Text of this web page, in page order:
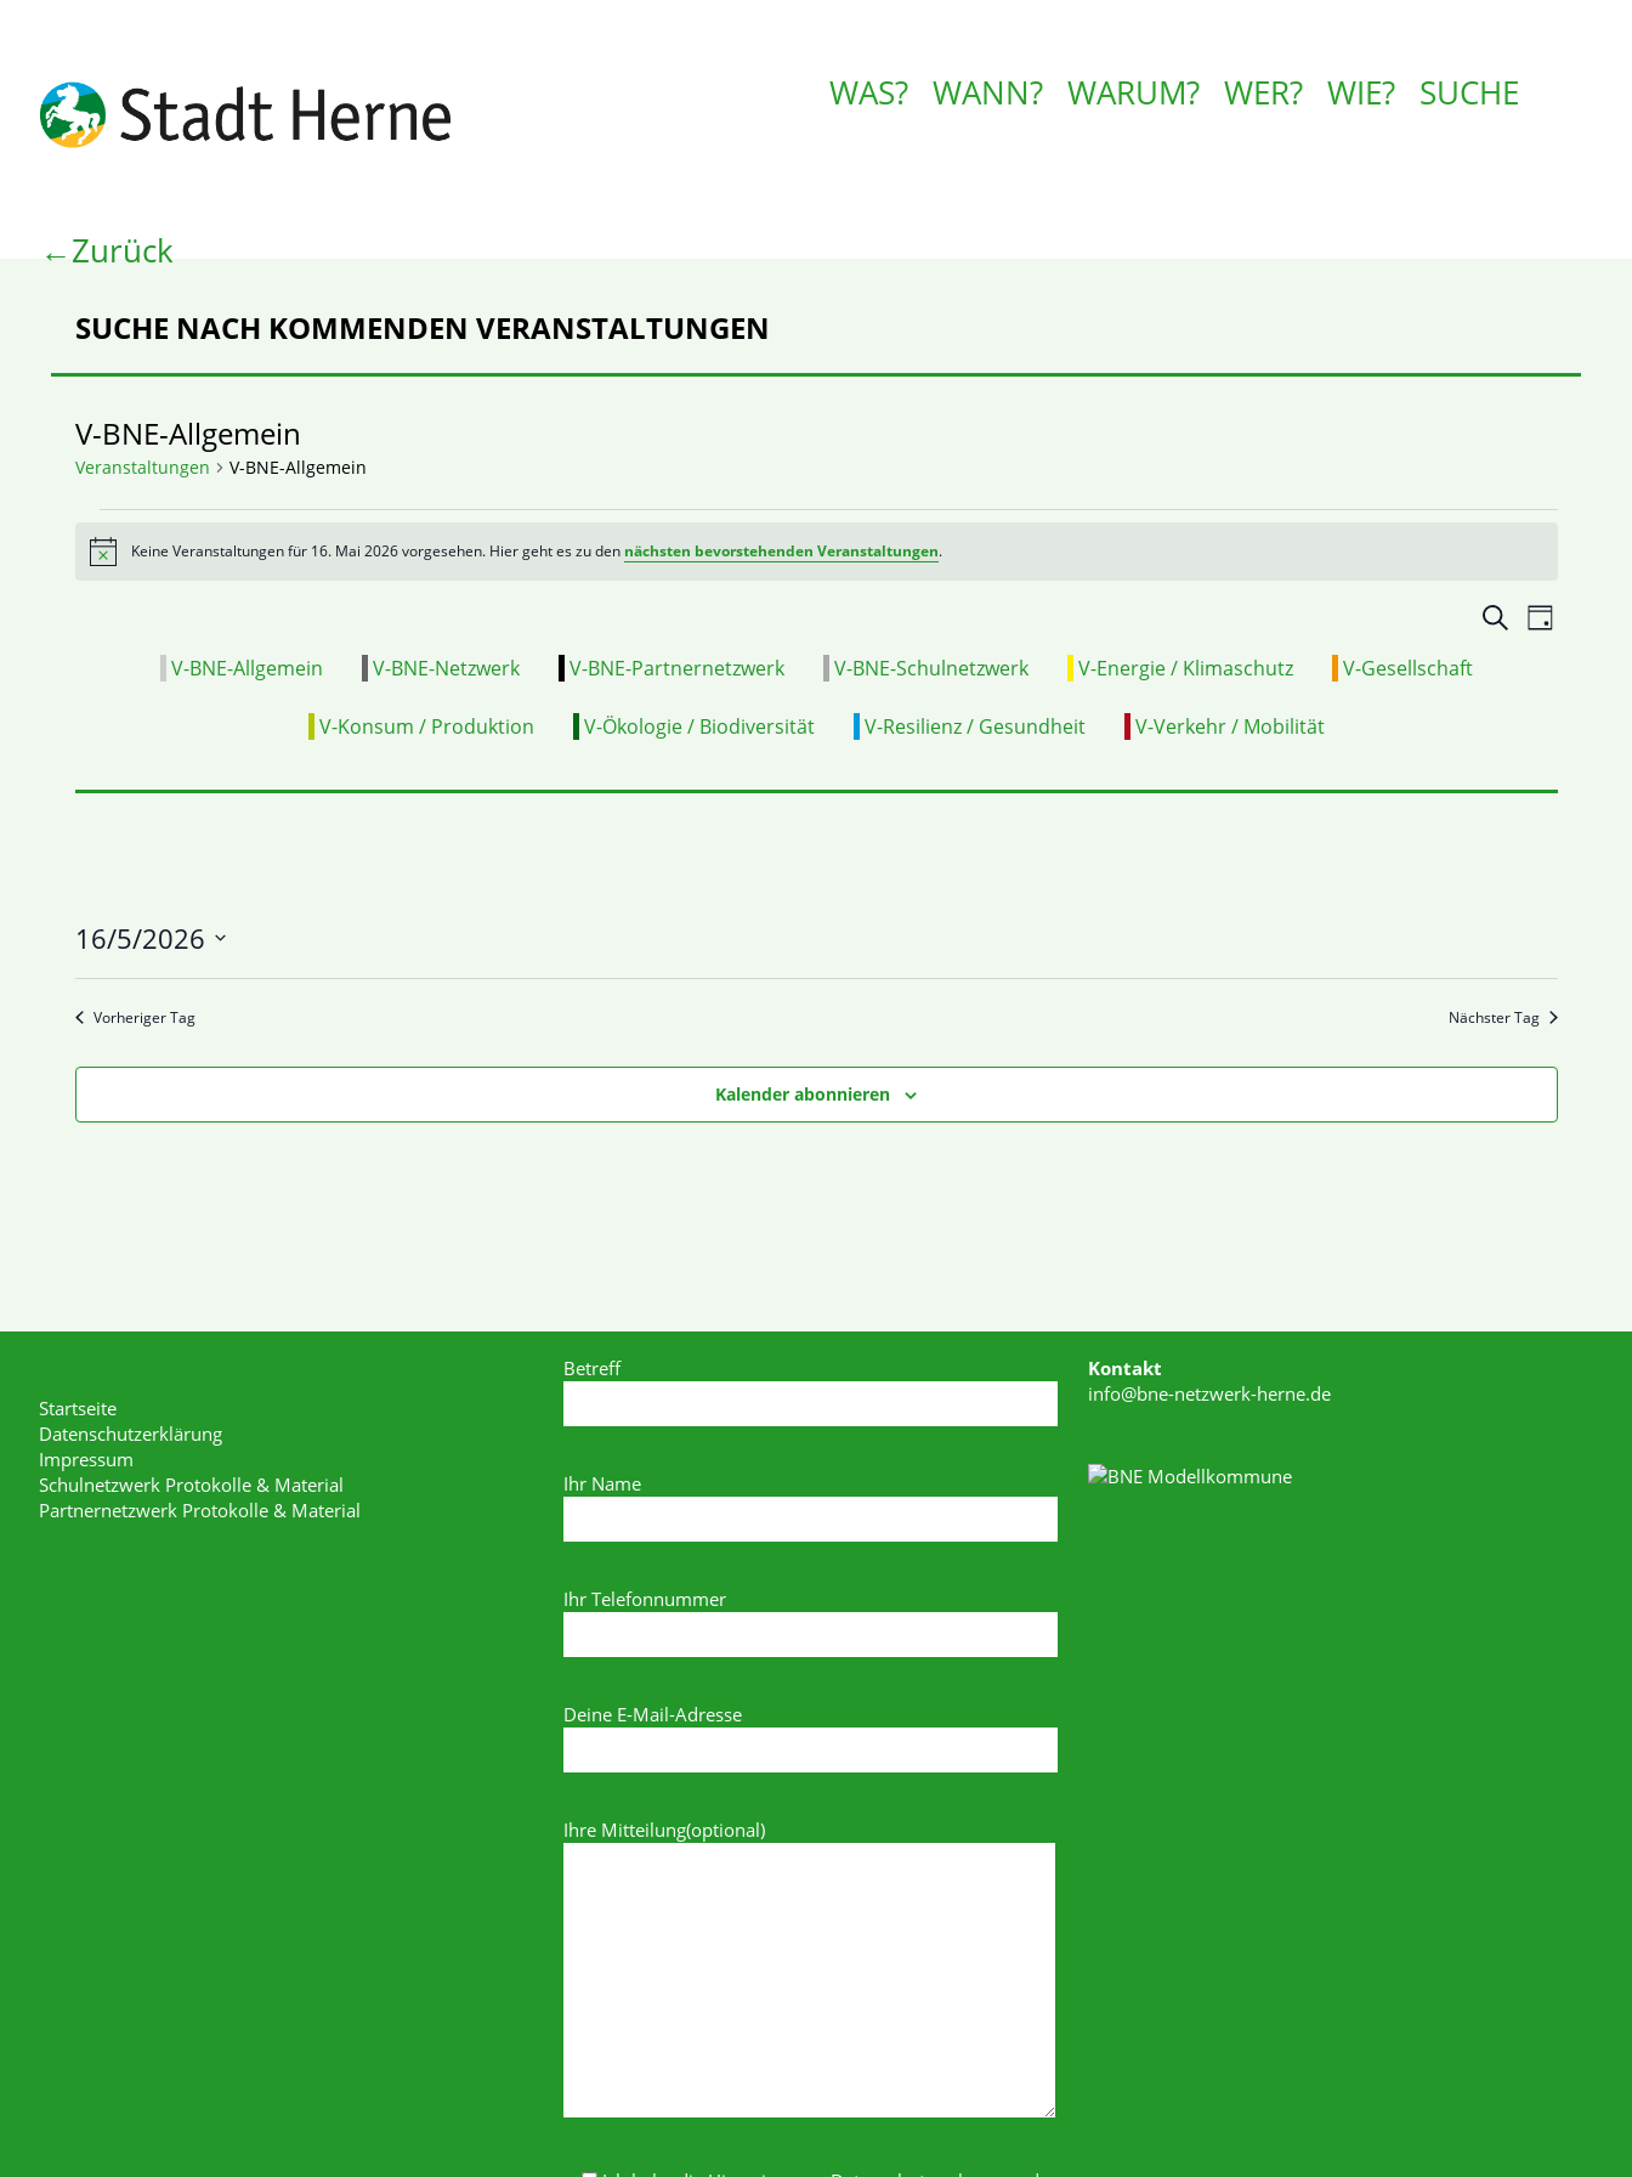
Zurück
WAS? WANN? WARUM? WER? WIE? SUCHE
SUCHE NACH KOMMENDEN VERANSTALTUNGEN
V-BNE-Allgemein
Veranstaltungen V-BNE-Allgemein
HinweisKeine Veranstaltungen für 16. Mai 2026 vorgesehen. Hier geht es zu den nächsten bevorstehenden Veranstaltungen.
SucheTag
V-BNE-Allgemein
V-BNE-Netzwerk V-BNE-Partnernetzwerk V-BNE-Schulnetzwerk V-Energie / Klimaschutz V-Gesellschaft
V-Konsum / Produktion V-Ökologie / Biodiversität V-Resilienz / Gesundheit V-Verkehr / Mobilität
16/5/2026
Datum
wählen.
Vorheriger Tag Nächster Tag
Kalender abonnieren
Startseite
Datenschutzerklärung
Impressum
Schulnetzwerk Protokolle & Material
Partnernetzwerk Protokolle & Material
Betreff
Ihr Name
Ihr Telefonnummer
Deine E-Mail-Adresse
Ihre Mitteilung(optional)
Kontakt
info@bne-netzwerk-herne.de